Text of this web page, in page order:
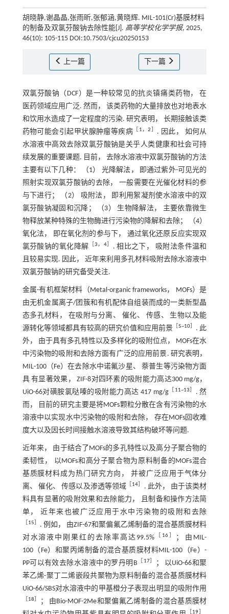
胡晓静,谢晶晶,张雨昕,张郁涵,黄晓辉. MIL-101(Cr)基膜材料
的制备及双氯芬酸钠去除性能[J]. 高等学校化学学报, 2025,
46(10): 105-115 DOI:10.7503/cjcu20250153
上一篇 下一篇
双氯芬酸钠（DCF）是一种较常见的抗炎镇痛类药物， 在
医药领域应用广泛. 然而， 该类药物的大量排放也对地表水
和饮用水造成了一定程度的污染. 研究表明， 长期接触该类
药物可能会引起甲状腺肿瘤等疾病
1，2
. 因此， 如何从
水溶液中高效去除双氯芬酸钠是关乎人类健康和社会可持
续发展的重要课题. 目前， 去除水溶液中双氯芬酸钠的方法
主要有以下几种： （1） 光降解法， 即通过紫外-可见光的
照射实现双氯芬酸钠的去除， 一般需要在光催化材料的参
与下进行； （2） 吸附法， 即利用絮凝剂使水溶液中的双
氯芬酸钠凝固和沉降； （3） 生物降解法， 主要依靠微生
物释放某种特殊的生物酶进行污染物的降解和去除； （4）
氧化法， 即在氧化剂的参与下， 通过氧化还原反应实现双
氯芬酸钠的氧化降解
3， 4］
. 相比之下， 吸附法条件温和
且较易实现. 因此， 近年来利用多孔材料吸附去除水溶液中
双氯芬酸钠的研究备受关注.
金属-有机框架材料（Metal-organic frameworks， MOFs）是
由无机金属离子/团簇和有机配体自组装而成的一类新型晶
态多孔材料， 在吸附与分离、 催化、 传感、 生物以及能
源转化等领域都具有较高的研究价值和应用前景 ［5~10
. 此
外， 由于具有多孔特性以及多样化的吸附位点， MOFs在水
中污染物的吸附和去除方面有广泛的应用前景. 研究表明，
MIL-100（Fe）在去除水中诺氟沙星、 萘普生等污染物方面
具 有显著效果， ZIF-8对四环素的吸附能力高达300 mg/g，
UiO-66对磺胺氯哒嗪的吸附能力高达 417 mg/g［ 11~13
. 然
而， 目前的研究主要是将MOFs颗粒分散在含有污染物的水
溶液中以实现水中污染物的吸附和去除， 存在MOFs回收难
度大以及因长时间接触水溶液导致其结构破坏等问题.
近年来， 由于结合了MOFs的多孔特性以及高分子聚合物的
柔韧性， 以MOFs和高分子聚合物为原料制备的MOFs混合
基质膜材料成为热门研究方向， 并被广泛应用于气体分
离、 催化、 传感以及渗透等领域
14
. 此外， 由于该类材
料具有显著的吸附效果和去除能力， 且制备和操作方法简
单， 近年来也被广泛应用于水中污染物的吸附和去除
15
. 例如， 由ZIF-67和聚偏氟乙烯制备的混合基质膜材料
对水溶液中刚果红的去除率高达99.5%
16］
； 由MIL-
100（Fe）和聚丙烯制备的混合基质膜材料MIL-100（Fe）-
PP可以有效去除水溶液中的罗丹明B
17］
； 以UiO-66和聚
苯乙烯-聚丁二烯嵌段共聚物为原料制备的混合基质膜材料
UiO-66/SBS对水溶液中的甲基橙分子表现出明显的吸附作用
18
； 由Bio-MOF-2Me和聚偏氟乙烯制备的混合基质膜材
19